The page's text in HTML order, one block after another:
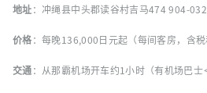
地址：冲绳县中头郡读谷村吉马474 904-
价格：每晚136,000日元起（每间客房，含税
交通：从那霸机场开车约1小时（有机场巴士